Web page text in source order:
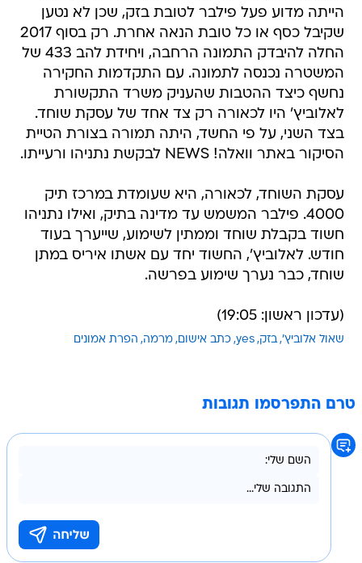
הייתה מדוע פעל פילבר לטובת בזק, שכן לא נטען
שקיבל כסף או כל טובת הנאה אחרת. רק בסוף 2017
החלה להיבדק התמונה הרחבה, ויחידת להב 433 של
המשטרה נכנסה לתמונה. עם התקדמות החקירה
נחשף כיצד ההטבות שהעניק משרד התקשורת
לאלוביץ' היו לכאורה רק צד אחד של עסקת שוחד.
בצד השני, על פי החשד, היתה תמורה בצורת הטיית
הסיקור באתר וואלה! NEWS לבקשת נתניהו ורעייתו.
עסקת השוחד, לכאורה, היא שעומדת במרכז תיק
4000. פילבר המשמש עד מדינה בתיק, ואילו נתניהו
חשוד בקבלת שוחד וממתין לשימוע, שייערך בעוד
חודש. לאלוביץ', החשוד יחד עם אשתו איריס במתן
שוחד, כבר נערך שימוע בפרשה.
(עדכון ראשון: 19:05)
שאול אלוביץ' בזק yes כתב אישום מרמה הפרת אמונים
טרם התפרסמו תגובות